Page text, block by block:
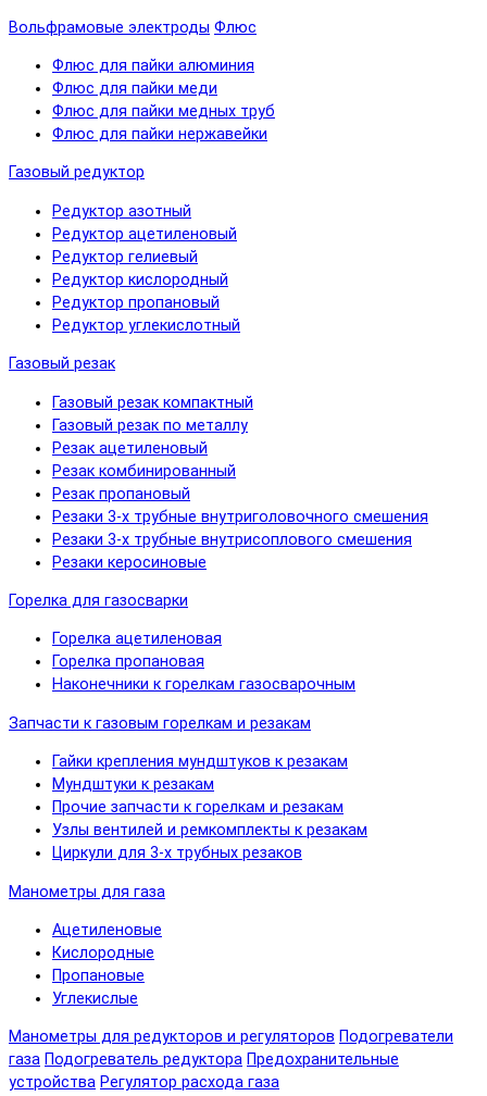
Вольфрамовые электроды Флюс
Флюс для пайки алюминия
Флюс для пайки меди
Флюс для пайки медных труб
Флюс для пайки нержавейки
Газовый редуктор
Редуктор азотный
Редуктор ацетиленовый
Редуктор гелиевый
Редуктор кислородный
Редуктор пропановый
Редуктор углекислотный
Газовый резак
Газовый резак компактный
Газовый резак по металлу
Резак ацетиленовый
Резак комбинированный
Резак пропановый
Резаки 3-х трубные внутриголовочного смешения
Резаки 3-х трубные внутрисоплового смешения
Резаки керосиновые
Горелка для газосварки
Горелка ацетиленовая
Горелка пропановая
Наконечники к горелкам газосварочным
Запчасти к газовым горелкам и резакам
Гайки крепления мундштуков к резакам
Мундштуки к резакам
Прочие запчасти к горелкам и резакам
Узлы вентилей и ремкомплекты к резакам
Циркули для 3-х трубных резаков
Манометры для газа
Ацетиленовые
Кислородные
Пропановые
Углекислые
Манометры для редукторов и регуляторов Подогреватели
газа Подогреватель редуктора Предохранительные
устройства Регулятор расхода газа